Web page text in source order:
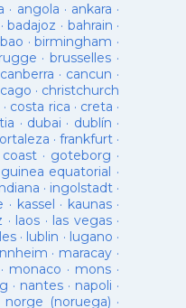
· angola · ankara ·
·badajoz · bahrain ·
·birmingham ·
·brusselles ·
canberra · cancun ·
· christchurch
· costa rica · creta ·
· dubai · dublín ·
· frankfurt ·
· goteborg ·
guinea equatorial ·
· ingolstadt·
· kassel · kaunas·
· laos · las vegas·
· lublin · lugano ·
· maracay ·
monaco · mons ·
· nantes· napoli ·
norge (noruega) ·